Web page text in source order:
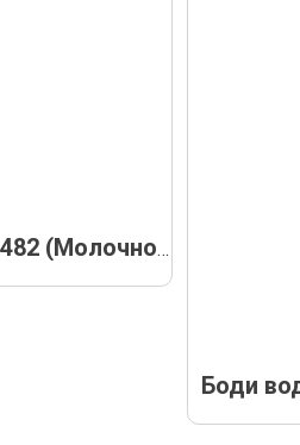
Боди 11482 (Молочное)